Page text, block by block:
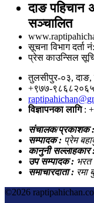
दाङ पहिचान
सञ्चालित
सूचना विभाग
प्रेस काउन्सिल
तुलसीपुर-०३, दाङ,
+९७७-
विज्ञापनका लागि:
संचालक/प्रकाशक :
सम्पादक : प्रेम
कानुनी सल्लाहकार
उप सम्पादक : भरत
समाचारदाता : रमा
©2026